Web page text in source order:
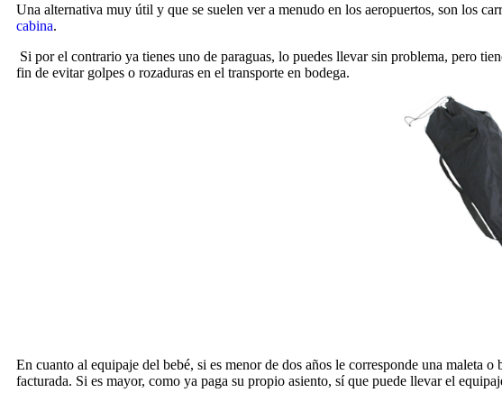
Una alternativa muy útil y que se suelen ver a menudo en los aeropuertos, son los
cabina.
Si por el contrario ya tienes uno de paraguas, lo puedes llevar sin problema, pero
fin de evitar golpes o rozaduras en el transporte en bodega.
En cuanto al equipaje del bebé, si es menor de dos años le corresponde una
facturada. Si es mayor, como ya paga su propio asiento, sí que puede llevar el